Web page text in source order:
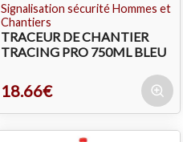
Signalisation sécurité Hommes et
Chantiers
TRACEUR DE CHANTIER
TRACING PRO 750ML BLEU
18.66€